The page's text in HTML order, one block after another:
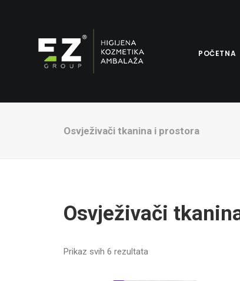
POČETNA
Osvježivači tkanina i prostora
Osvježivači
Prikaz svih 6 rezultata